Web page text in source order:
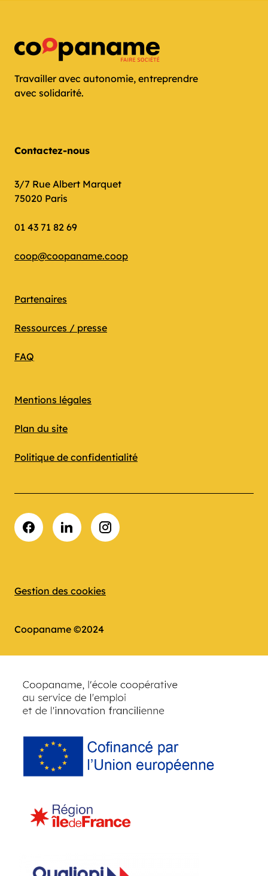
Travailler avec autonomie, entreprendre
avec solidarité.
Contactez-nous
3/7 Rue Albert Marquet
75020 Paris
01 43 71 82 69
coop@coopaname.coop
Partenaires
Ressources / presse
FAQ
Mentions légales
Plan du site
Politique de confidentialité
Gestion des cookies
Coopaname ©2024